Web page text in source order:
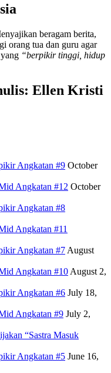
beragam berita,
orang tua dan guru agar
“berpikir tinggi, hidup
Ellen Kristi
Angkatan #9 October
Angkatan #12 October
Angkatan #8
Angkatan #11
Angkatan #7 August
Angkatan #10 August 2,
Angkatan #6 July 18,
Angkatan #9 July 2,
“Sastra Masuk
Angkatan #5 June 16,